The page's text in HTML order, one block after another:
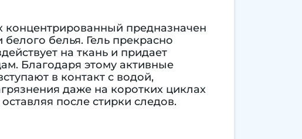
концентрированный предназначен
белья. Гель прекрасно
на ткань и придает
Благодаря этому активные
в контакт с водой,
даже на коротких циклах
после стирки следов.